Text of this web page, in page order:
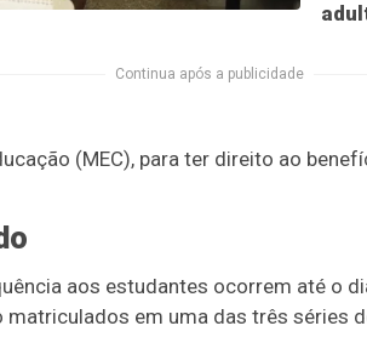
Continua após a publicidade
(MEC), para ter direito ao
aos estudantes ocorrem até o
em uma das três séries